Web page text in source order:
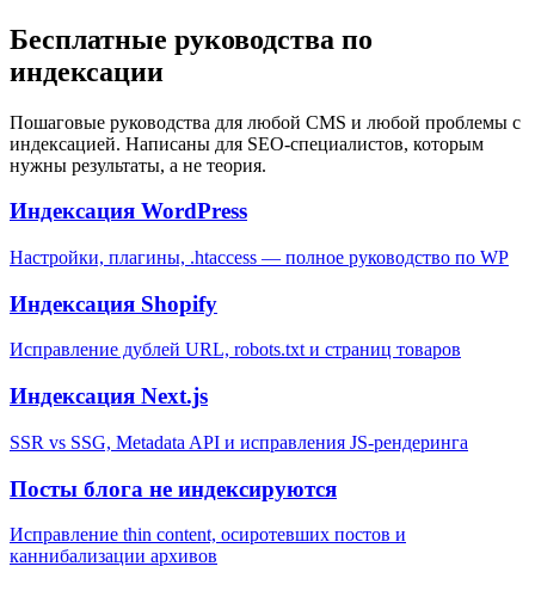
Бесплатные руководства по
индексации
Пошаговые руководства для любой CMS и любой проблемы с
индексацией. Написаны для SEO-специалистов, которым
нужны результаты, а не теория.
Индексация WordPress
Настройки, плагины, .htaccess — полное руководство по WP
Индексация Shopify
Исправление дублей URL, robots.txt и страниц товаров
Индексация Next.js
SSR vs SSG, Metadata API и исправления JS-рендеринга
Посты блога не индексируются
Исправление thin content, осиротевших постов и
каннибализации архивов